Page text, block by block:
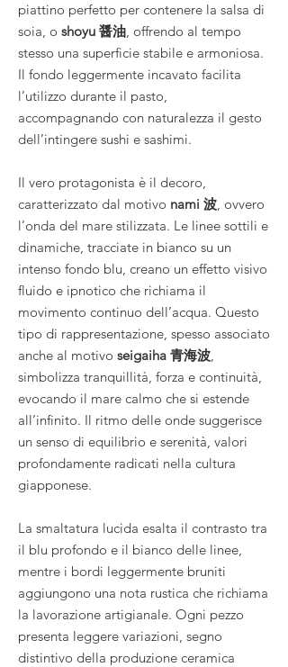
piattino perfetto per contenere la salsa di
soia, o shoyu 醤油, offrendo al tempo
stesso una superficie stabile e armoniosa.
Il fondo leggermente incavato facilita
l’utilizzo durante il pasto,
accompagnando con naturalezza il gesto
dell’intingere sushi e sashimi.
Il vero protagonista è il decoro,
caratterizzato dal motivo nami 波, ovvero
l’onda del mare stilizzata. Le linee sottili e
dinamiche, tracciate in bianco su un
intenso fondo blu, creano un effetto visivo
fluido e ipnotico che richiama il
movimento continuo dell’acqua. Questo
tipo di rappresentazione, spesso associato
anche al motivo seigaiha 青海波,
simbolizza tranquillità, forza e continuità,
evocando il mare calmo che si estende
all’infinito. Il ritmo delle onde suggerisce
un senso di equilibrio e serenità, valori
profondamente radicati nella cultura
giapponese.
La smaltatura lucida esalta il contrasto tra
il blu profondo e il bianco delle linee,
mentre i bordi leggermente bruniti
aggiungono una nota rustica che richiama
la lavorazione artigianale. Ogni pezzo
presenta leggere variazioni, segno
distintivo della produzione ceramica